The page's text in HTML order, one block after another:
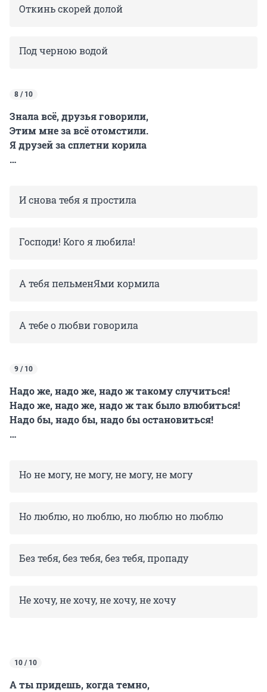
Откинь скорей долой
Под черною водой
8 / 10
Знала всё, друзья говорили,
Этим мне за всё отомстили.
Я друзей за сплетни корила
…
И снова тебя я простила
Господи! Кого я любила!
А тебя пельменЯми кормила
А тебе о любви говорила
9 / 10
Надо же, надо же, надо ж такому случиться!
Надо же, надо же, надо ж так было влюбиться!
Надо бы, надо бы, надо бы остановиться!
…
Но не могу, не могу, не могу, не могу
Но люблю, но люблю, но люблю но люблю
Без тебя, без тебя, без тебя, пропаду
Не хочу, не хочу, не хочу, не хочу
10 / 10
А ты придешь, когда темно,